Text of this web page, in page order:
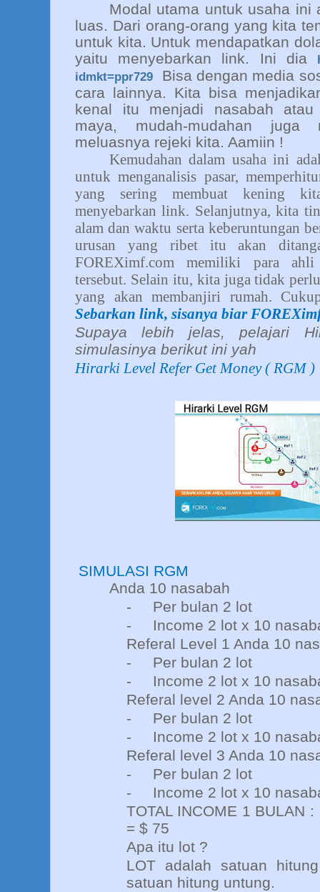
Modal utama untuk usaha ini
luas. Dari orang-orang yang kita
untuk kita. Untuk mendapatkan
yaitu menyebarkan link. Ini dia
idmkt=ppr729
Bisa dengan media
cara lainnya. Kita bisa
kenal itu menjadi nasabah
maya, mudah-mudahan juga
meluasnya rejeki kita. Aamiin !
Kemudahan dalam usaha ini
untuk menganalisis pasar,
yang sering membuat kening
menyebarkan link. Selanjutnya, kita
alam dan waktu serta keberuntungan
urusan yang ribet itu akan
FOREXimf.com memiliki para
tersebut. Selain itu, kita juga tidak
yang akan membanjiri rumah.
Sebarkan link, sisanya biar
Supaya lebih jelas, pelajari
simulasinya berikut ini yah
Hirarki Level Refer Get Money ( RGM )
SIMULASI RGM
Anda 10 nasabah
-
Per bulan 2 lot
-
Income 2 lot x 10
Referal Level 1 Anda 10
-
Per bulan 2 lot
-
Income 2 lot x 10
Referal level 2 Anda 10
-
Per bulan 2 lot
-
Income 2 lot x 10
Referal level 3 Anda 10
-
Per bulan 2 lot
-
Income 2 lot x 10
TOTAL INCOME 1 BULAN
= $ 75
Apa itu lot ?
LOT adalah satuan
satuan hitung untung.